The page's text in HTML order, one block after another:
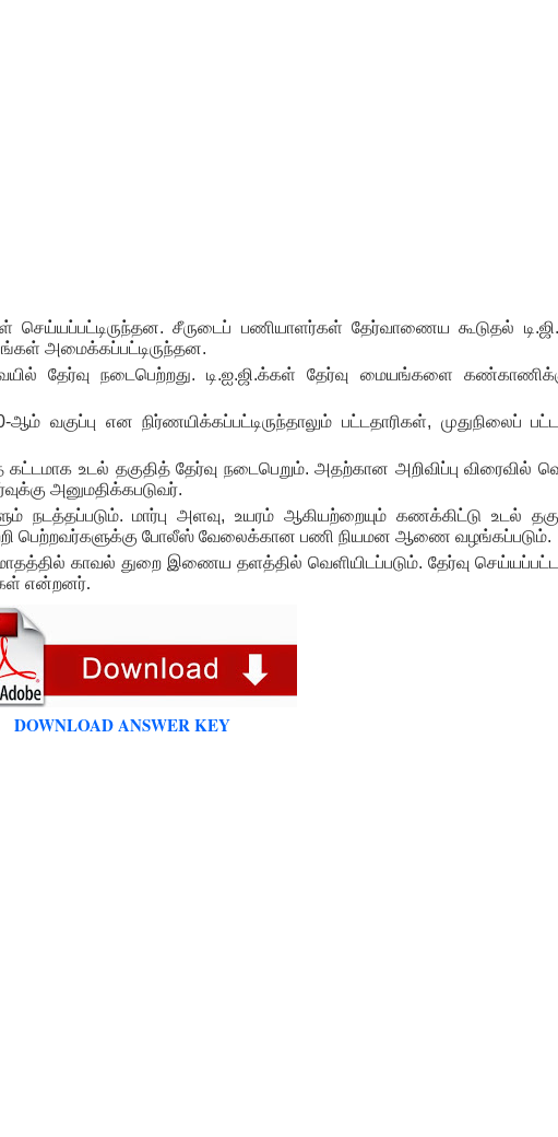
செய்யப்பட்டிருந்தன.சீருடைப் பணியாளர்கள் தேர்வாணைய கூடுதல்
அமைக்கப்பட்டிருந்தன.
தேர்வு நடைபெற்றது. டி.ஐ.ஜி.க்கள் தேர்வு மையங்களை
வகுப்பு என நிர்ணயிக்கப்பட்டிருந்தாலும் பட்டதாரிகள், முதுநிலைப்
உடல் தகுதித் தேர்வு நடைபெறும். அதற்கான அறிவிப்பு விரைவில்
அனுமதிக்கபடுவர்.
நடத்தப்படும். மார்பு அளவு, உயரம் ஆகியற்றையும் கணக்கிட்டு உடல்
பெற்றவர்களுக்கு போலீஸ் வேலைக்கான பணி நியமன ஆணை வழங்கப்படும்.
காவல் துறை இணைய தளத்தில் வெளியிடப்படும். தேர்வு
என்றனர்.
DOWNLOAD ANSWER KEY